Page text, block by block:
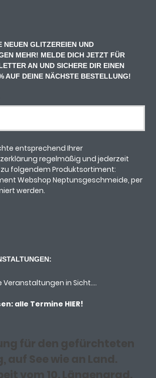
NEUEN GLITZEREIEN UND
MEHR! MELDE DICH JETZT FÜR
AN UND SICHERE DIR EINEN
AUF DEINE NÄCHSTE BESTELLUNG!
entsprechend Ihrer
regelmäßig und jederzeit
folgendem Produktsortiment:
Webshop Neptunsgeschmeide, per
werden.
in Sicht....
alle Termine HIER!
für den gefürchteten
auf See wie an Land.
vom 10. Längengrad.